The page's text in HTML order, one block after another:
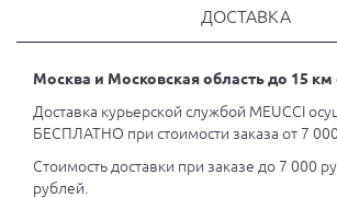
ДОСТАВКА
Москва и Московская область до 15
Доставка курьерской службой MEUCCI
БЕСПЛАТНО при стоимости заказа от 7
Стоимость доставки при заказе до 7 000
рублей.